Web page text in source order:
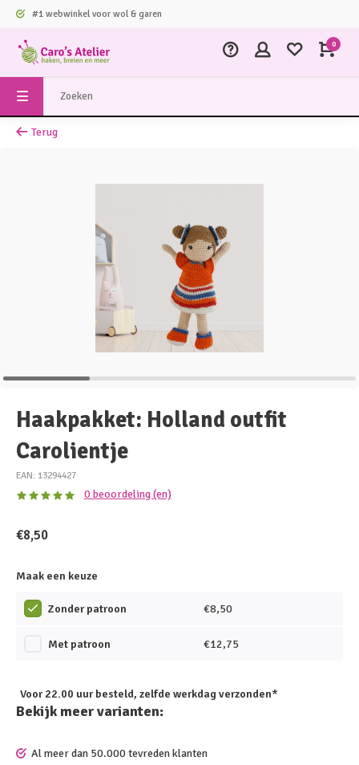
#1 webwinkel voor wol & garen
0
Terug
Haakpakket: Holland outfit
Carolientje
EAN: 13294427
0 beoordeling (en)
€8,50
Maak een keuze
Zonder patroon €8,50
Met patroon €12,75
Voor 22.00 uur besteld, zelfde werkdag verzonden*
Bekijk meer varianten:
Al meer dan 50.000 tevreden klanten